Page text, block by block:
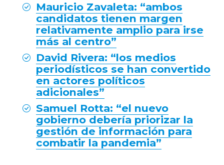
Mauricio Zavaleta: “ambos
candidatos tienen margen
relativamente amplio para irse
más al centro”
David Rivera: “los medios
periodísticos se han convertido
en actores políticos
adicionales”
Samuel Rotta: “el nuevo
gobierno debería priorizar la
gestión de información para
combatir la pandemia”